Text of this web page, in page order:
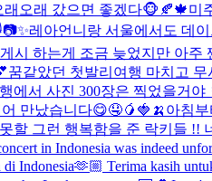
래오래 갔으면 좋겠다🐵🍂🍁미
레아언니랑 서울에서도 데
시 하는게 조금 늦었지만 아
꿈같았던 첫발리여행 마치고
에서 사진 300장은 찍었을거
만났습니다😋🤤🥭🍓🍌 아침
그런 행복함을 준 락키들 !!
in Indonesia was indeed
di Indonesia🫶🏼 Terima kasih